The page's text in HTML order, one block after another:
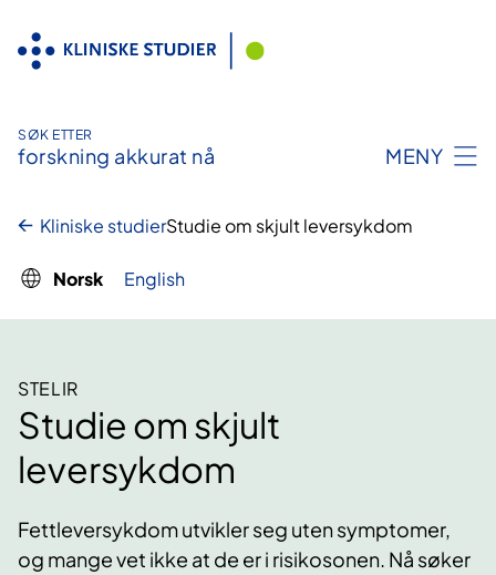
innhold
SØK ETTER
forskning akkurat nå MENY
Kliniske studierStudie om skjult leversykdom
Norsk English
STELIR
Studie om skjult
leversykdom
Fettleversykdom utvikler seg uten symptomer,
og mange vet ikke at de er i risikosonen. Nå søker